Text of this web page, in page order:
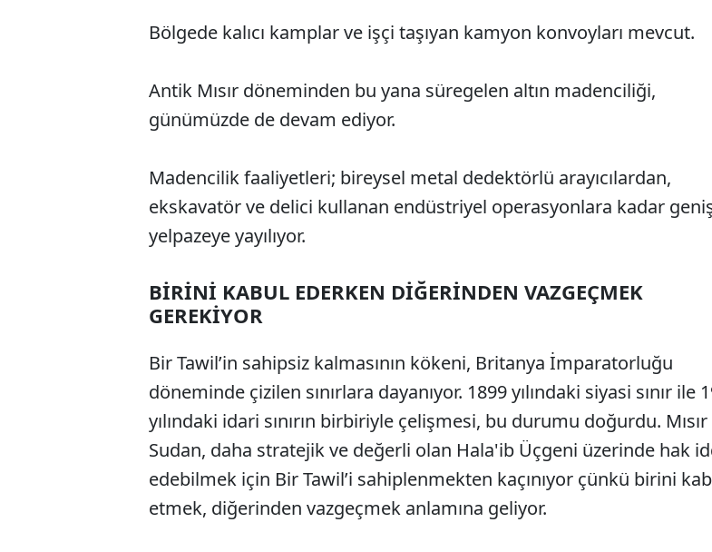
Bölgede kalıcı kamplar ve işçi taşıyan kamyon konvoyları mevcut.
Antik Mısır döneminden bu yana süregelen altın madenciliği,
günümüzde de devam ediyor.
Madencilik faaliyetleri; bireysel metal dedektörlü arayıcılardan,
ekskavatör ve delici kullanan endüstriyel operasyonlara kadar
yelpazeye yayılıyor.
BİRİNİ KABUL EDERKEN DİĞERİNDEN VAZGEÇMEK
GEREKİYOR
Bir Tawil’in sahipsiz kalmasının kökeni, Britanya İmparatorluğu
döneminde çizilen sınırlara dayanıyor. 1899 yılındaki siyasi sınır ile
yılındaki idari sınırın birbiriyle çelişmesi, bu durumu doğurdu. Mısır
Sudan, daha stratejik ve değerli olan Hala'ib Üçgeni üzerinde hak
edebilmek için Bir Tawil’i sahiplenmekten kaçınıyor çünkü birini
etmek, diğerinden vazgeçmek anlamına geliyor.